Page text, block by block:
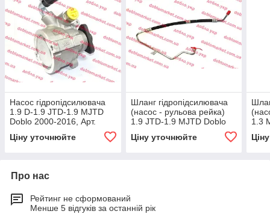
Насос гідропідсилювача
1.9 D-1.9 JTD-1.9 MJTD
Doblo 2000-2016, Арт.
71788803, 71788806,
Ціну уточнюйте
Шланг гідропідсилювача
(насос - рульова рейка)
1.9 JTD-1.9 MJTD Doblo
2000-2016, Арт. 51793679,
51714312,
Ціну уточнюйте
1.3
Про нас
Рейтинг не сформований
Менше 5 відгуків за останній рік